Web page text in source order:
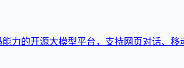
力的开源大模型平台，支持网页对话、移